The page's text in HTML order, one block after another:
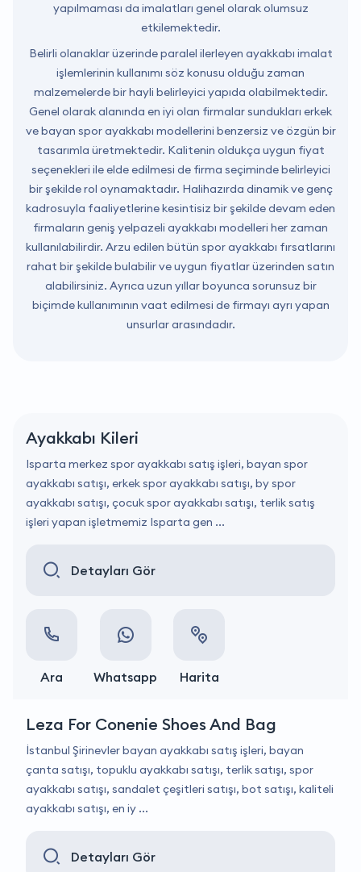
yapılmaması da imalatları genel olarak olumsuz
etkilemektedir.
Belirli olanaklar üzerinde paralel ilerleyen ayakkabı imalat
işlemlerinin kullanımı söz konusu olduğu zaman
malzemelerde bir hayli belirleyici yapıda olabilmektedir.
Genel olarak alanında en iyi olan firmalar sundukları erkek
ve bayan spor ayakkabı modellerini benzersiz ve özgün bir
tasarımla üretmektedir. Kalitenin oldukça uygun fiyat
seçenekleri ile elde edilmesi de firma seçiminde belirleyici
bir şekilde rol oynamaktadır. Halihazırda dinamik ve genç
kadrosuyla faaliyetlerine kesintisiz bir şekilde devam eden
firmaların geniş yelpazeli ayakkabı modelleri her zaman
kullanılabilirdir. Arzu edilen bütün spor ayakkabı fırsatlarını
rahat bir şekilde bulabilir ve uygun fiyatlar üzerinden satın
alabilirsiniz. Ayrıca uzun yıllar boyunca sorunsuz bir
biçimde kullanımının vaat edilmesi de firmayı ayrı yapan
unsurlar arasındadır.
Ayakkabı Kileri
Isparta merkez spor ayakkabı satış işleri, bayan spor
ayakkabı satışı, erkek spor ayakkabı satışı, by spor
ayakkabı satışı, çocuk spor ayakkabı satışı, terlik satış
işleri yapan işletmemiz Isparta gen ...
Detayları Gör
Ara Whatsapp Harita
Leza For Conenie Shoes And Bag
İstanbul Şirinevler bayan ayakkabı satış işleri, bayan
çanta satışı, topuklu ayakkabı satışı, terlik satışı, spor
ayakkabı satışı, sandalet çeşitleri satışı, bot satışı, kaliteli
ayakkabı satışı, en iy ...
Detayları Gör